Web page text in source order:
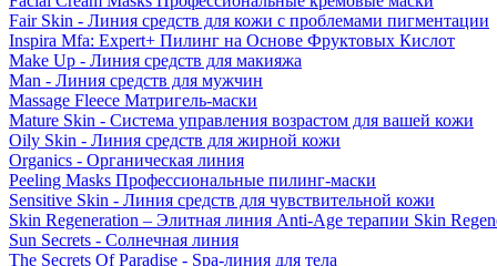
Fair Skin - Линия средств для кожи с проблемами пигментации
Inspira Mfa: Expert+ Пилинг на Основе Фруктовых Кислот
Make Up - Линия средств для макияжа
Man - Линия средств для мужчин
Massage Fleece Матригель-маски
Mature Skin - Система управления возрастом для вашей кожи
Oily Skin - Линия средств для жирной кожи
Organics - Органическая линия
Peeling Masks Профессиональные пилинг-маски
Sensitive Skin - Линия средств для чувствительной кожи
Skin Regeneration – Элитная линия Anti-Age терапии Skin
Sun Secrets - Солнечная линия
The Secrets Of Paradise - Spa-линия для тела